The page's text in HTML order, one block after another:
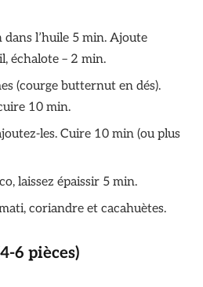
dans l’huile 5 min. Ajoute
échalote – 2 min.
(courge butternut en dés).
10 min.
les. Cuire 10 min (ou plus
laissez épaissir 5 min.
coriandre et cacahuètes.
6 pièces)